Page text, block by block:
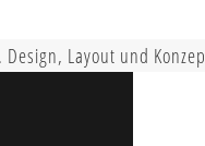
Layout und